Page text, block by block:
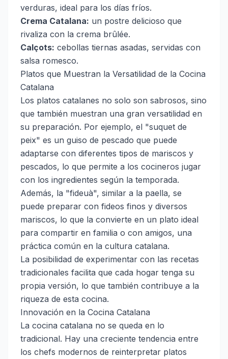
verduras, ideal para los días fríos.
Crema Catalana: un postre delicioso que
rivaliza con la crema brûlée.
Calçots: cebollas tiernas asadas, servidas con
salsa romesco.
Platos que Muestran la Versatilidad de la Cocina
Catalana
Los platos catalanes no solo son sabrosos, sino
que también muestran una gran versatilidad en
su preparación. Por ejemplo, el "suquet de
peix" es un guiso de pescado que puede
adaptarse con diferentes tipos de mariscos y
pescados, lo que permite a los cocineros jugar
con los ingredientes según la temporada.
Además, la "fideuà", similar a la paella, se
puede preparar con fideos finos y diversos
mariscos, lo que la convierte en un plato ideal
para compartir en familia o con amigos, una
práctica común en la cultura catalana.
La posibilidad de experimentar con las recetas
tradicionales facilita que cada hogar tenga su
propia versión, lo que también contribuye a la
riqueza de esta cocina.
Innovación en la Cocina Catalana
La cocina catalana no se queda en lo
tradicional. Hay una creciente tendencia entre
los chefs modernos de reinterpretar platos